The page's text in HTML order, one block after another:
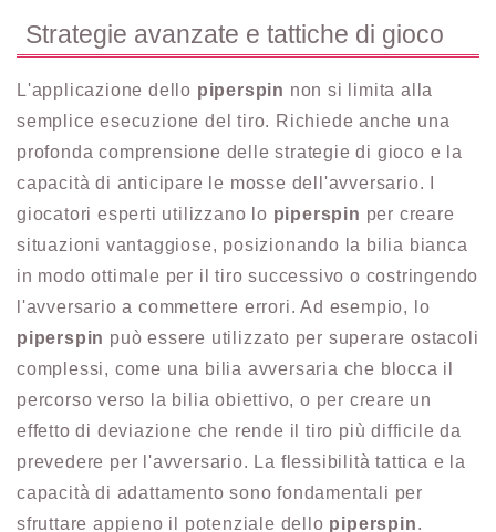
Strategie avanzate e tattiche di gioco
L'applicazione dello piperspin non si limita alla
semplice esecuzione del tiro. Richiede anche una
profonda comprensione delle strategie di gioco e la
capacità di anticipare le mosse dell'avversario. I
giocatori esperti utilizzano lo piperspin per creare
situazioni vantaggiose, posizionando la bilia bianca
in modo ottimale per il tiro successivo o costringendo
l'avversario a commettere errori. Ad esempio, lo
piperspin può essere utilizzato per superare ostacoli
complessi, come una bilia avversaria che blocca il
percorso verso la bilia obiettivo, o per creare un
effetto di deviazione che rende il tiro più difficile da
prevedere per l'avversario. La flessibilità tattica e la
capacità di adattamento sono fondamentali per
sfruttare appieno il potenziale dello piperspin.